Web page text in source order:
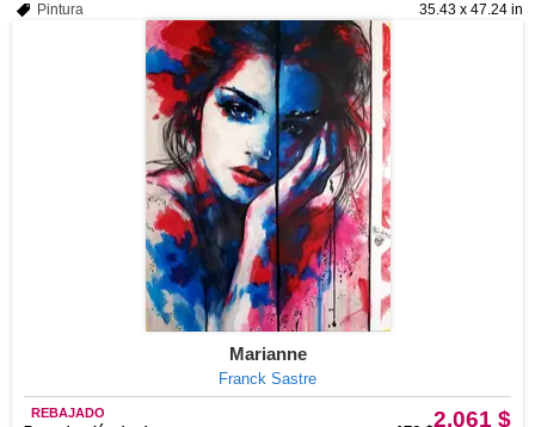
35.43 x 47.24 in
Pintura
Marianne
Franck Sastre
2.061 $
REBAJADO